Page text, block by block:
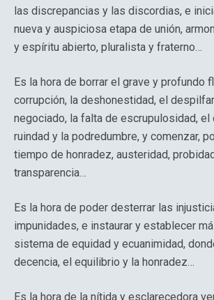
las discrepancias y las discordias, e
nueva y auspiciosa etapa de unión,
y espíritu abierto, pluralista y fraterno…
Es la hora de borrar el grave y profundo
corrupción, la deshonestidad, el
negociado, la falta de escrupulosidad, el
ruindad y la podredumbre, y comenzar,
tiempo de honradez, austeridad,
transparencia…
Es la hora de poder desterrar las
impunidades, e instaurar y establecer
sistema de equidad y ecuanimidad,
decencia, el equilibrio y la honradez…
Es la hora de la nítida y esclarecedora